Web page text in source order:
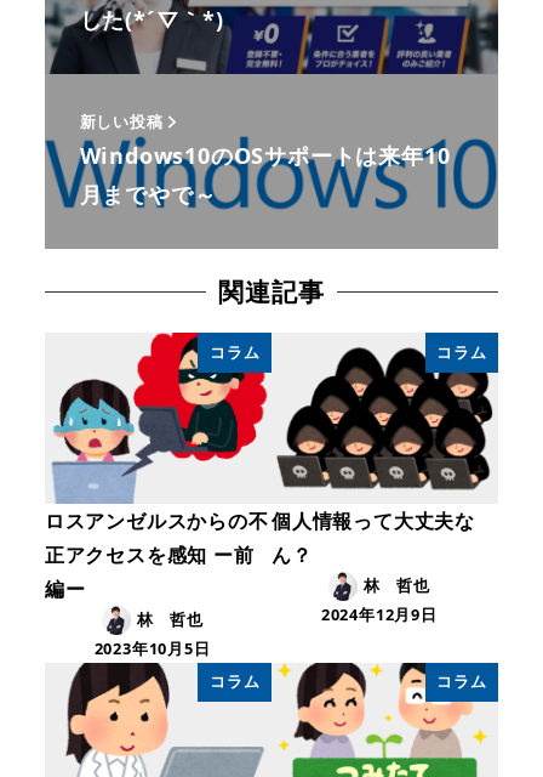
した(*´▽｀*)
新しい投稿
Windows10のOSサポートは来年10
月までやで～
関連記事
コラム
ロスアンゼルスからの不
正アクセスを感知 ー前
編ー
林 哲也
2023年10月5日
コラム
個人情報って大丈夫な
ん？
林 哲也
2024年12月9日
コラム コラム